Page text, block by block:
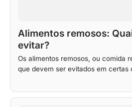
Alimentos remosos:
evitar?
Os alimentos remosos, ou comida
que devem ser evitados em certas